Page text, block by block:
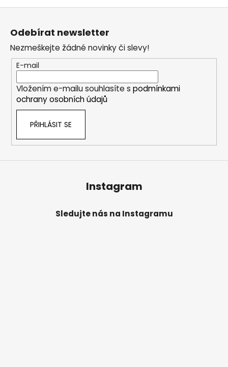
Z
Odebírat newsletter
Nezmeškejte žádné novinky či slevy!
E-mail
Vložením e-mailu souhlasíte s podmínkami
ochrany osobních údajů
PŘIHLÁSIT SE
Instagram
Sledujte nás na Instagramu